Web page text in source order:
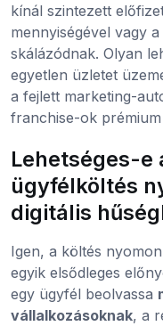
kínál szintezett
mennyiségével vagy
skálázódnak. Olyan
egyetlen üzletet
a fejlett marketing-
franchise-ok prémium
Lehetséges-e
ügyfélköltés
digitális
Igen, a költés
egyik elsődleges
egy ügyfél beolvassa
vállalkozásoknak, a